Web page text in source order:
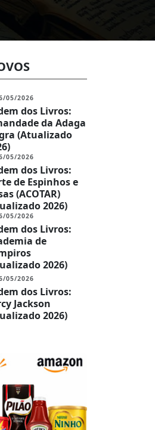
05/2026
dos Livros:
da Adaga
(Atualizado
05/2026
dos Livros:
de Espinhos e
(ACOTAR)
2026)
05/2026
dos Livros:
de
2026)
05/2026
dos Livros:
Jackson
2026)